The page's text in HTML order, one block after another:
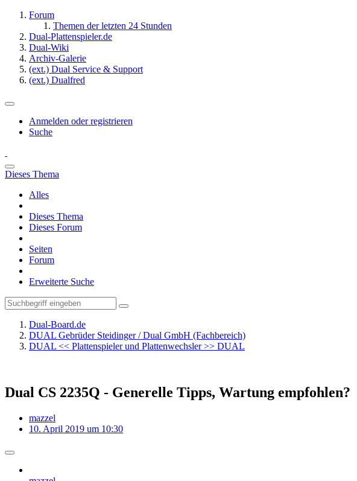
Forum
Themen der letzten 24 Stunden
Dual-Plattenspieler.de
Dual-Wiki
Archiv-Galerie
(ext.) Dual Service & Support
(ext.) Dualfred
Anmelden oder registrieren
Suche
Dieses Thema
Alles
Dieses Thema
Dieses Forum
Seiten
Forum
Erweiterte Suche
Dual-Board.de
DUAL Gebrüder Steidinger / Dual GmbH (Fachbereich)
DUAL << Plattenspieler und Plattenwechsler >> DUAL
Dual CS 2235Q - Generelle Tipps, Wartung empfohlen?
mazzel
10. April 2019 um 10:30